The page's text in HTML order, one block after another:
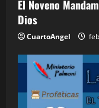
a
d
a
s
El Noveno
Dios
CuartoAngel